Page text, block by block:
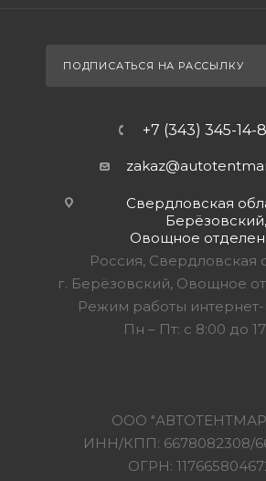
ПОДПИСАТЬСЯ НА РАССЫЛКУ
+7 (343) 345-14-
Свердловская
Берёзовский,
Овощное
Россия, Свердловская
г. Берёзовский, Овощное
Режим работы интернет-
Пн – Пт: с 8:00 до
ООО
ИНН/КПП: 6678082308/
ОГРН: